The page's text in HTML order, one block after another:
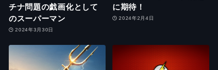
チナ問題の戯画化として
のスーパーマン
2024年3月30日
に期待！
2024年2月4日